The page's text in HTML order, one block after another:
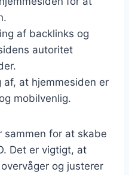
af backlinks og
autoritet
af, at hjemmesiden er
mobilvenlig.
sammen for at skabe
Det er vigtigt, at
og justerer